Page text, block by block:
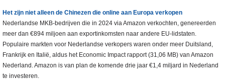
Het zijn niet alleen de Chinezen die online aan Europa verkopen
Nederlandse MKB-bedrijven die in 2024 via Amazon verkochten, genereerden
meer dan €894 miljoen aan exportinkomsten naar andere EU-lidstaten.
Populaire markten voor Nederlandse verkopers waren onder meer Duitsland,
Frankrijk en Italië, aldus het Economic Impact rapport (31,06 MB) van Amazon
Nederland. Amazon is van plan de komende drie jaar €1,4 miljard in Nederland
te investeren.